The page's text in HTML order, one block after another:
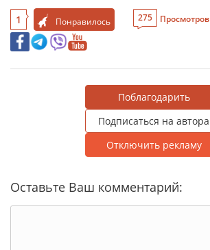
1 Понравилось 275 Просмотров
Поблагодарить
Подписаться на автора
Отключить рекламу
Оставьте Ваш комментарий: